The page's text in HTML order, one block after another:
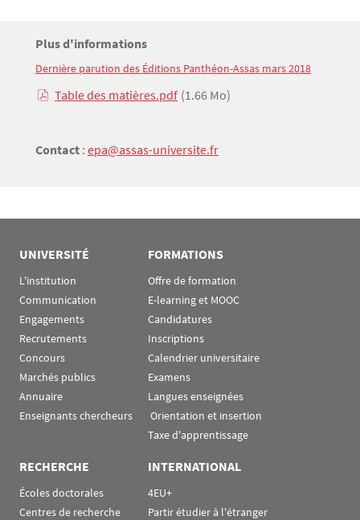
Bloc(s) libre(s)
Titre
Plus d'informations
Texte
Dernière parution des Éditions Panthéon-Assas mars 2018
Table des matières.pdf (1.66 Mo)
Contact : epa@assas-universite.fr
UNIVERSITÉ
L'institution
Communication
Engagements
Recrutements
Concours
Marchés publics
Annuaire
Enseignants chercheurs
FORMATIONS
Offre de formation
E-learning et MOOC
Candidatures
Inscriptions
Calendrier universitaire
Examens
Langues enseignées
Orientation et insertion
Taxe d'apprentissage
RECHERCHE
Écoles doctorales
Centres de recherche
INTERNATIONAL
4EU+
Partir étudier à l'étranger